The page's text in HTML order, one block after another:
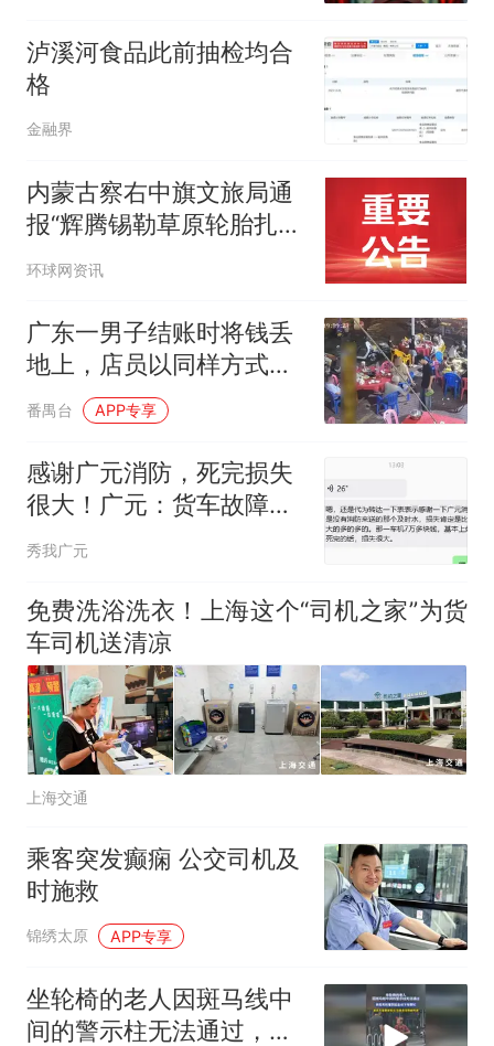
泸溪河食品此前抽检均合
格
金融界
内蒙古察右中旗文旅局通
报“辉腾锡勒草原轮胎扎钉
子”：游客反映的现象在砂
石路段确有发生
环球网资讯
广东一男子结账时将钱丢
地上，店员以同样方式扔
回找零，店主再发声：该
顾客此前来过几次，无法
理解此行为，目前店里生
意没受影响
番禺台 APP专享
感谢广元消防，死完损失
很大！广元：货车故障消
防员喷水帮1300只鸡降
回损失
秀我广元
免费洗浴洗衣！上海这个“司机之家”为货
车司机送清凉
上海交通
乘客突发癫痫 公交司机及
时施救
锦绣太原 APP专享
坐轮椅的老人因斑马线中
间的警示柱无法通过，两